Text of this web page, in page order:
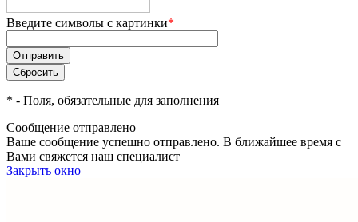
Введите символы с картинки*
* - Поля, обязательные для заполнения
Сообщение отправлено
Ваше сообщение успешно отправлено. В ближайшее время с
Вами свяжется наш специалист
Закрыть окно